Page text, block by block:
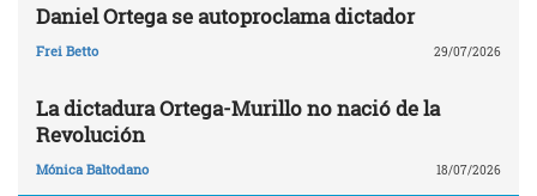
Daniel Ortega se autoproclama dictador
Frei Betto 29/07/2026
La dictadura Ortega-Murillo no nació de la
Revolución
Mónica Baltodano 18/07/2026